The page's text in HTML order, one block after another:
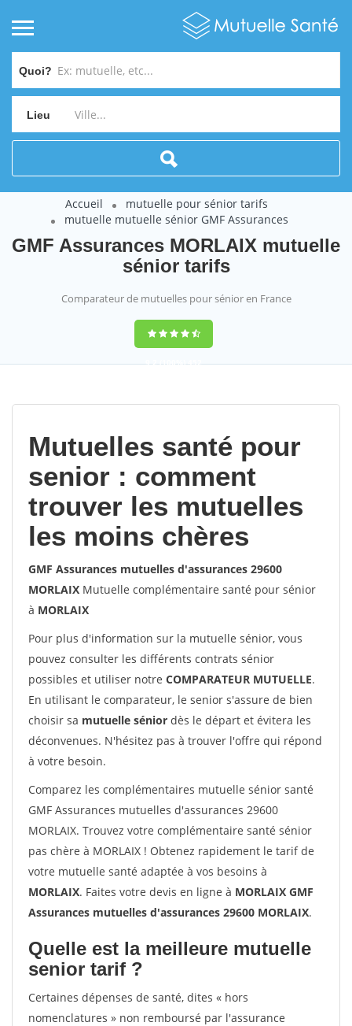
Quoi?
Lieu
Accueil
mutuelle pour sénior tarifs
mutuelle mutuelle sénior GMF Assurances
GMF Assurances MORLAIX mutuelle
sénior tarifs
Comparateur de mutuelles pour sénior en France
9,2(100%)452
Mutuelles santé pour
senior : comment
trouver les mutuelles
les moins chères
GMF Assurances mutuelles d'assurances 29600
MORLAIX Mutuelle complémentaire santé pour sénior
à MORLAIX
Pour plus d'information sur la mutuelle sénior, vous
pouvez consulter les différents contrats sénior
possibles et utiliser notre COMPARATEUR MUTUELLE.
En utilisant le comparateur, le senior s'assure de bien
choisir sa mutuelle sénior dès le départ et évitera les
déconvenues. N'hésitez pas à trouver l'offre qui répond
à votre besoin.
Comparez les complémentaires mutuelle sénior santé
GMF Assurances mutuelles d'assurances 29600
MORLAIX. Trouvez votre complémentaire santé sénior
pas chère à MORLAIX ! Obtenez rapidement le tarif de
votre mutuelle santé adaptée à vos besoins à
MORLAIX. Faites votre devis en ligne à MORLAIX GMF
Assurances mutuelles d'assurances 29600 MORLAIX.
Quelle est la meilleure mutuelle
senior tarif ?
Certaines dépenses de santé, dites « hors
nomenclatures » non remboursé par l'assurance